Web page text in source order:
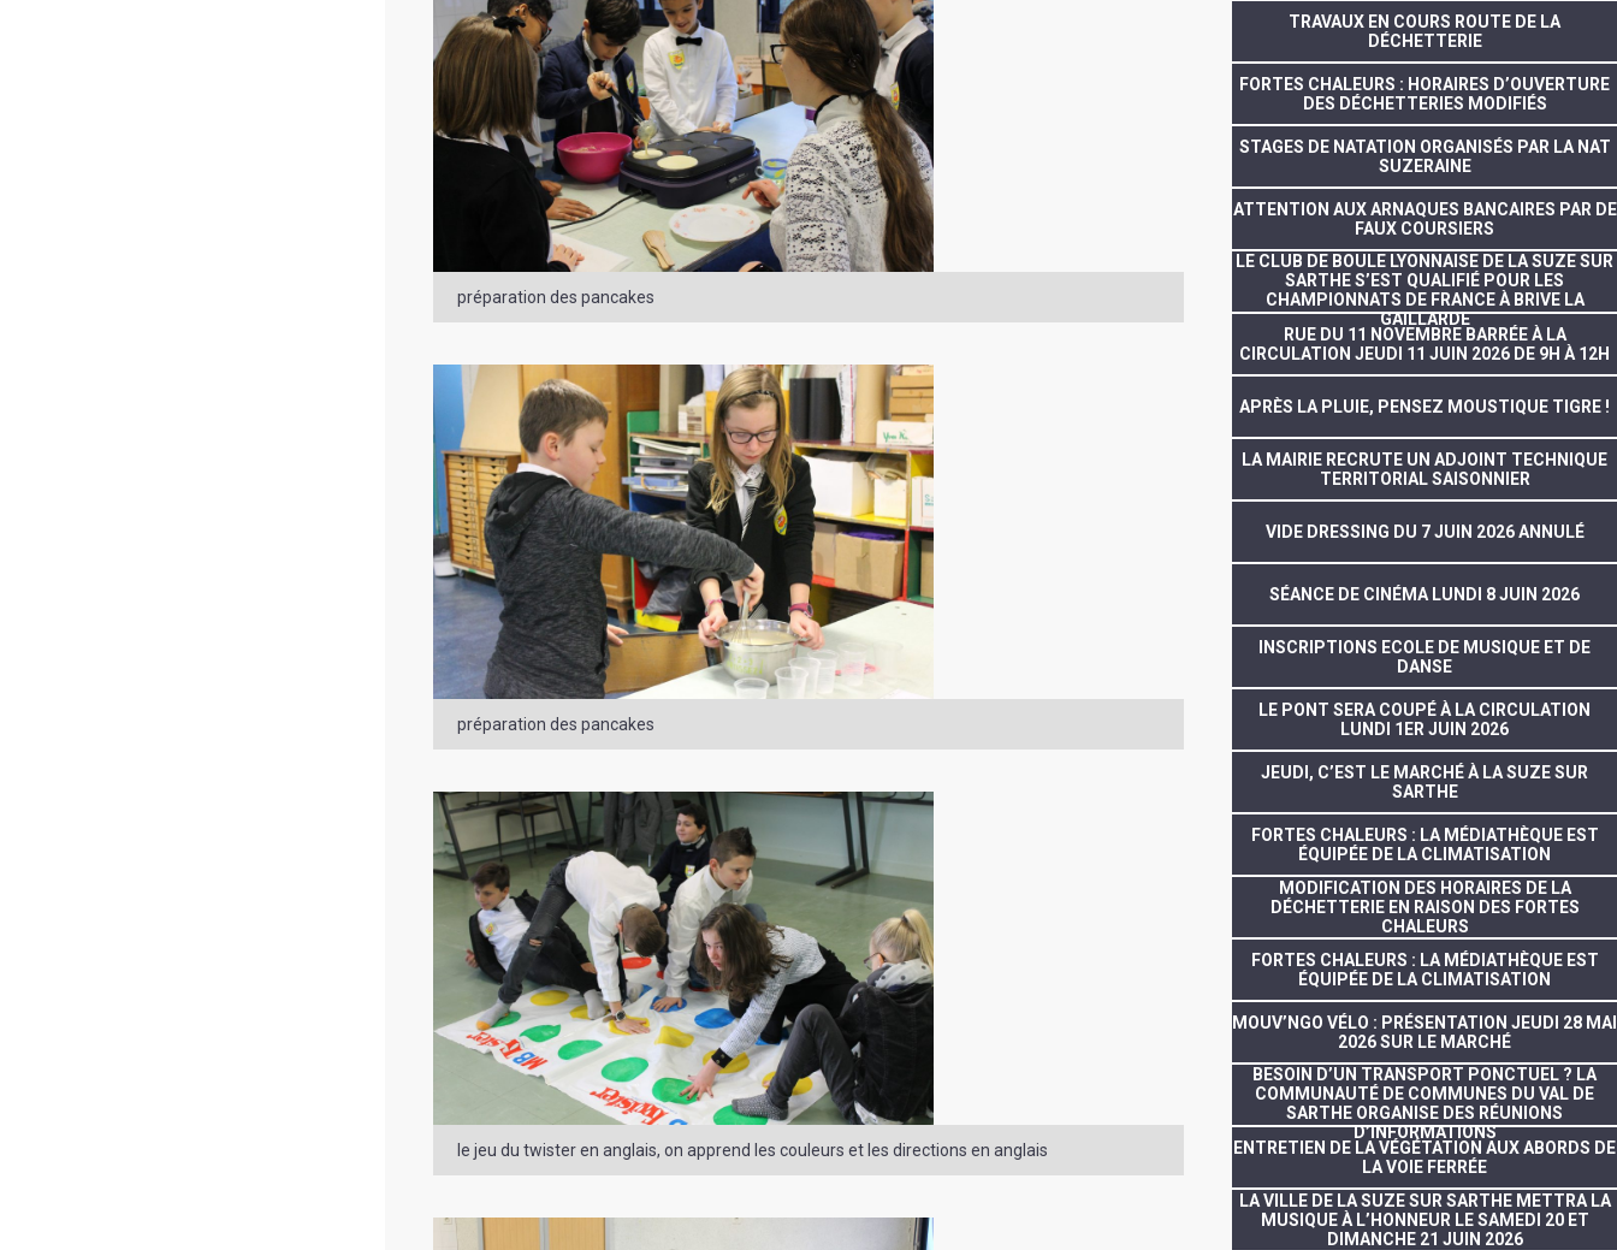
préparation des pancakes
préparation des pancakes
le jeu du twister en anglais, on apprend les couleurs et les directions en anglais
TRAVAUX EN COURS ROUTE DE LA
DÉCHETTERIE
FORTES CHALEURS : HORAIRES D’OUVERTURE
DES DÉCHETTERIES MODIFIÉS
STAGES DE NATATION ORGANISÉS PAR LA NAT
SUZERAINE
ATTENTION AUX ARNAQUES BANCAIRES PAR DE
FAUX COURSIERS
LE CLUB DE BOULE LYONNAISE DE LA SUZE SUR
SARTHE S’EST QUALIFIÉ POUR LES
CHAMPIONNATS DE FRANCE À BRIVE LA
GAILLARDE
RUE DU 11 NOVEMBRE BARRÉE À LA
CIRCULATION JEUDI 11 JUIN 2026 DE 9H À 12H
APRÈS LA PLUIE, PENSEZ MOUSTIQUE TIGRE !
LA MAIRIE RECRUTE UN ADJOINT TECHNIQUE
TERRITORIAL SAISONNIER
VIDE DRESSING DU 7 JUIN 2026 ANNULÉ
SÉANCE DE CINÉMA LUNDI 8 JUIN 2026
INSCRIPTIONS ECOLE DE MUSIQUE ET DE
DANSE
LE PONT SERA COUPÉ À LA CIRCULATION
LUNDI 1ER JUIN 2026
JEUDI, C’EST LE MARCHÉ À LA SUZE SUR
SARTHE
FORTES CHALEURS : LA MÉDIATHÈQUE EST
ÉQUIPÉE DE LA CLIMATISATION
MODIFICATION DES HORAIRES DE LA
DÉCHETTERIE EN RAISON DES FORTES
CHALEURS
FORTES CHALEURS : LA MÉDIATHÈQUE EST
ÉQUIPÉE DE LA CLIMATISATION
MOUV’NGO VÉLO : PRÉSENTATION JEUDI 28 MAI
2026 SUR LE MARCHÉ
BESOIN D’UN TRANSPORT PONCTUEL ? LA
COMMUNAUTÉ DE COMMUNES DU VAL DE
SARTHE ORGANISE DES RÉUNIONS
D’INFORMATIONS
ENTRETIEN DE LA VÉGÉTATION AUX ABORDS DE
LA VOIE FERRÉE
LA VILLE DE LA SUZE SUR SARTHE METTRA LA
MUSIQUE À L’HONNEUR LE SAMEDI 20 ET
DIMANCHE 21 JUIN 2026